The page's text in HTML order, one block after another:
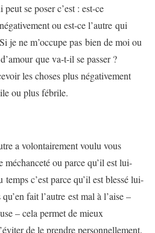
se poser c’est : est-ce
ou est-ce l’autre qui
je ne m’occupe pas bien de moi ou
que va-t-il se passer ?
les choses plus négativement
ou plus fébrile.
a volontairement voulu vous
méchanceté ou parce qu’il est lui-
c’est parce qu’il est blessé lui-
fait l’autre est mal à l’aise –
– cela permet de mieux
de le prendre personnellement.